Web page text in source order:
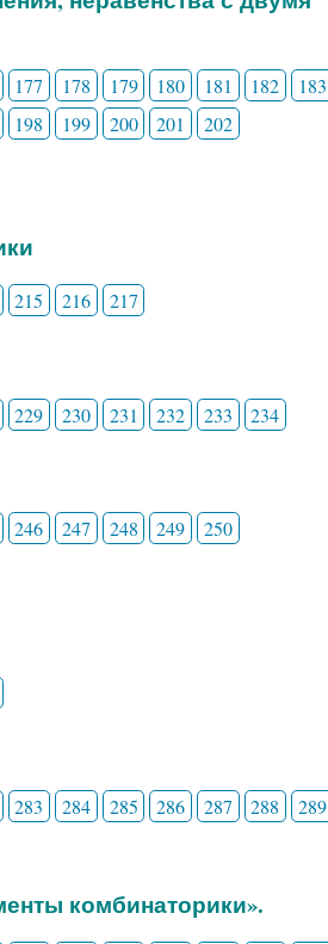
177 178 179 180 181 182 183
198 199 200 201 202
215 216 217
229 230 231 232 233 234
246 247 248 249 250
283 284 285 286 287 288 289
комбинаторики».